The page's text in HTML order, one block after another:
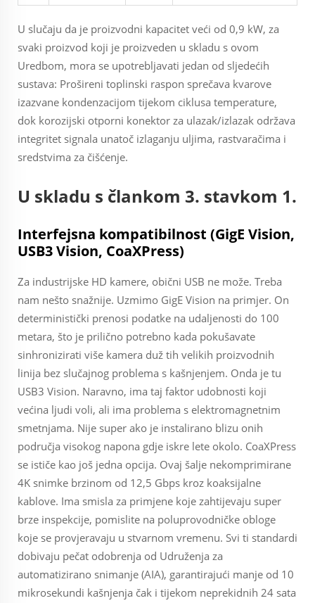
U slučaju da je proizvodni kapacitet veći od 0,9 kW, za
svaki proizvod koji je proizveden u skladu s ovom
Uredbom, mora se upotrebljavati jedan od sljedećih
sustava: Prošireni toplinski raspon sprečava kvarove
izazvane kondenzacijom tijekom ciklusa temperature,
dok korozijski otporni konektor za ulazak/izlazak održava
integritet signala unatoč izlaganju uljima, rastvaračima i
sredstvima za čišćenje.
U skladu s člankom 3. stavkom 1.
Interfejsna kompatibilnost (GigE Vision,
USB3 Vision, CoaXPress)
Za industrijske HD kamere, obični USB ne može. Treba
nam nešto snažnije. Uzmimo GigE Vision na primjer. On
deterministički prenosi podatke na udaljenosti do 100
metara, što je prilično potrebno kada pokušavate
sinhronizirati više kamera duž tih velikih proizvodnih
linija bez slučajnog problema s kašnjenjem. Onda je tu
USB3 Vision. Naravno, ima taj faktor udobnosti koji
većina ljudi voli, ali ima problema s elektromagnetnim
smetnjama. Nije super ako je instalirano blizu onih
područja visokog napona gdje iskre lete okolo. CoaXPress
se ističe kao još jedna opcija. Ovaj šalje nekomprimirane
4K snimke brzinom od 12,5 Gbps kroz koaksijalne
kablove. Ima smisla za primjene koje zahtijevaju super
brze inspekcije, pomislite na poluprovodničke obloge
koje se provjeravaju u stvarnom vremenu. Svi ti standardi
dobivaju pečat odobrenja od Udruženja za
automatizirano snimanje (AIA), garantirajući manje od 10
mikrosekundi kašnjenja čak i tijekom neprekidnih 24 sata